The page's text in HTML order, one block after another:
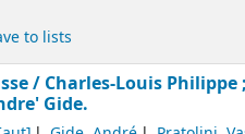
to lists
/ Charles-Louis
Gide.